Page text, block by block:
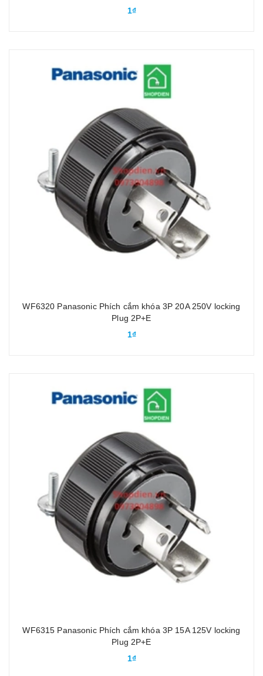
1₫
WF6320 Panasonic Phích cắm khóa 3P 20A 250V locking
Plug 2P+E
1₫
WF6315 Panasonic Phích cắm khóa 3P 15A 125V locking
Plug 2P+E
1₫